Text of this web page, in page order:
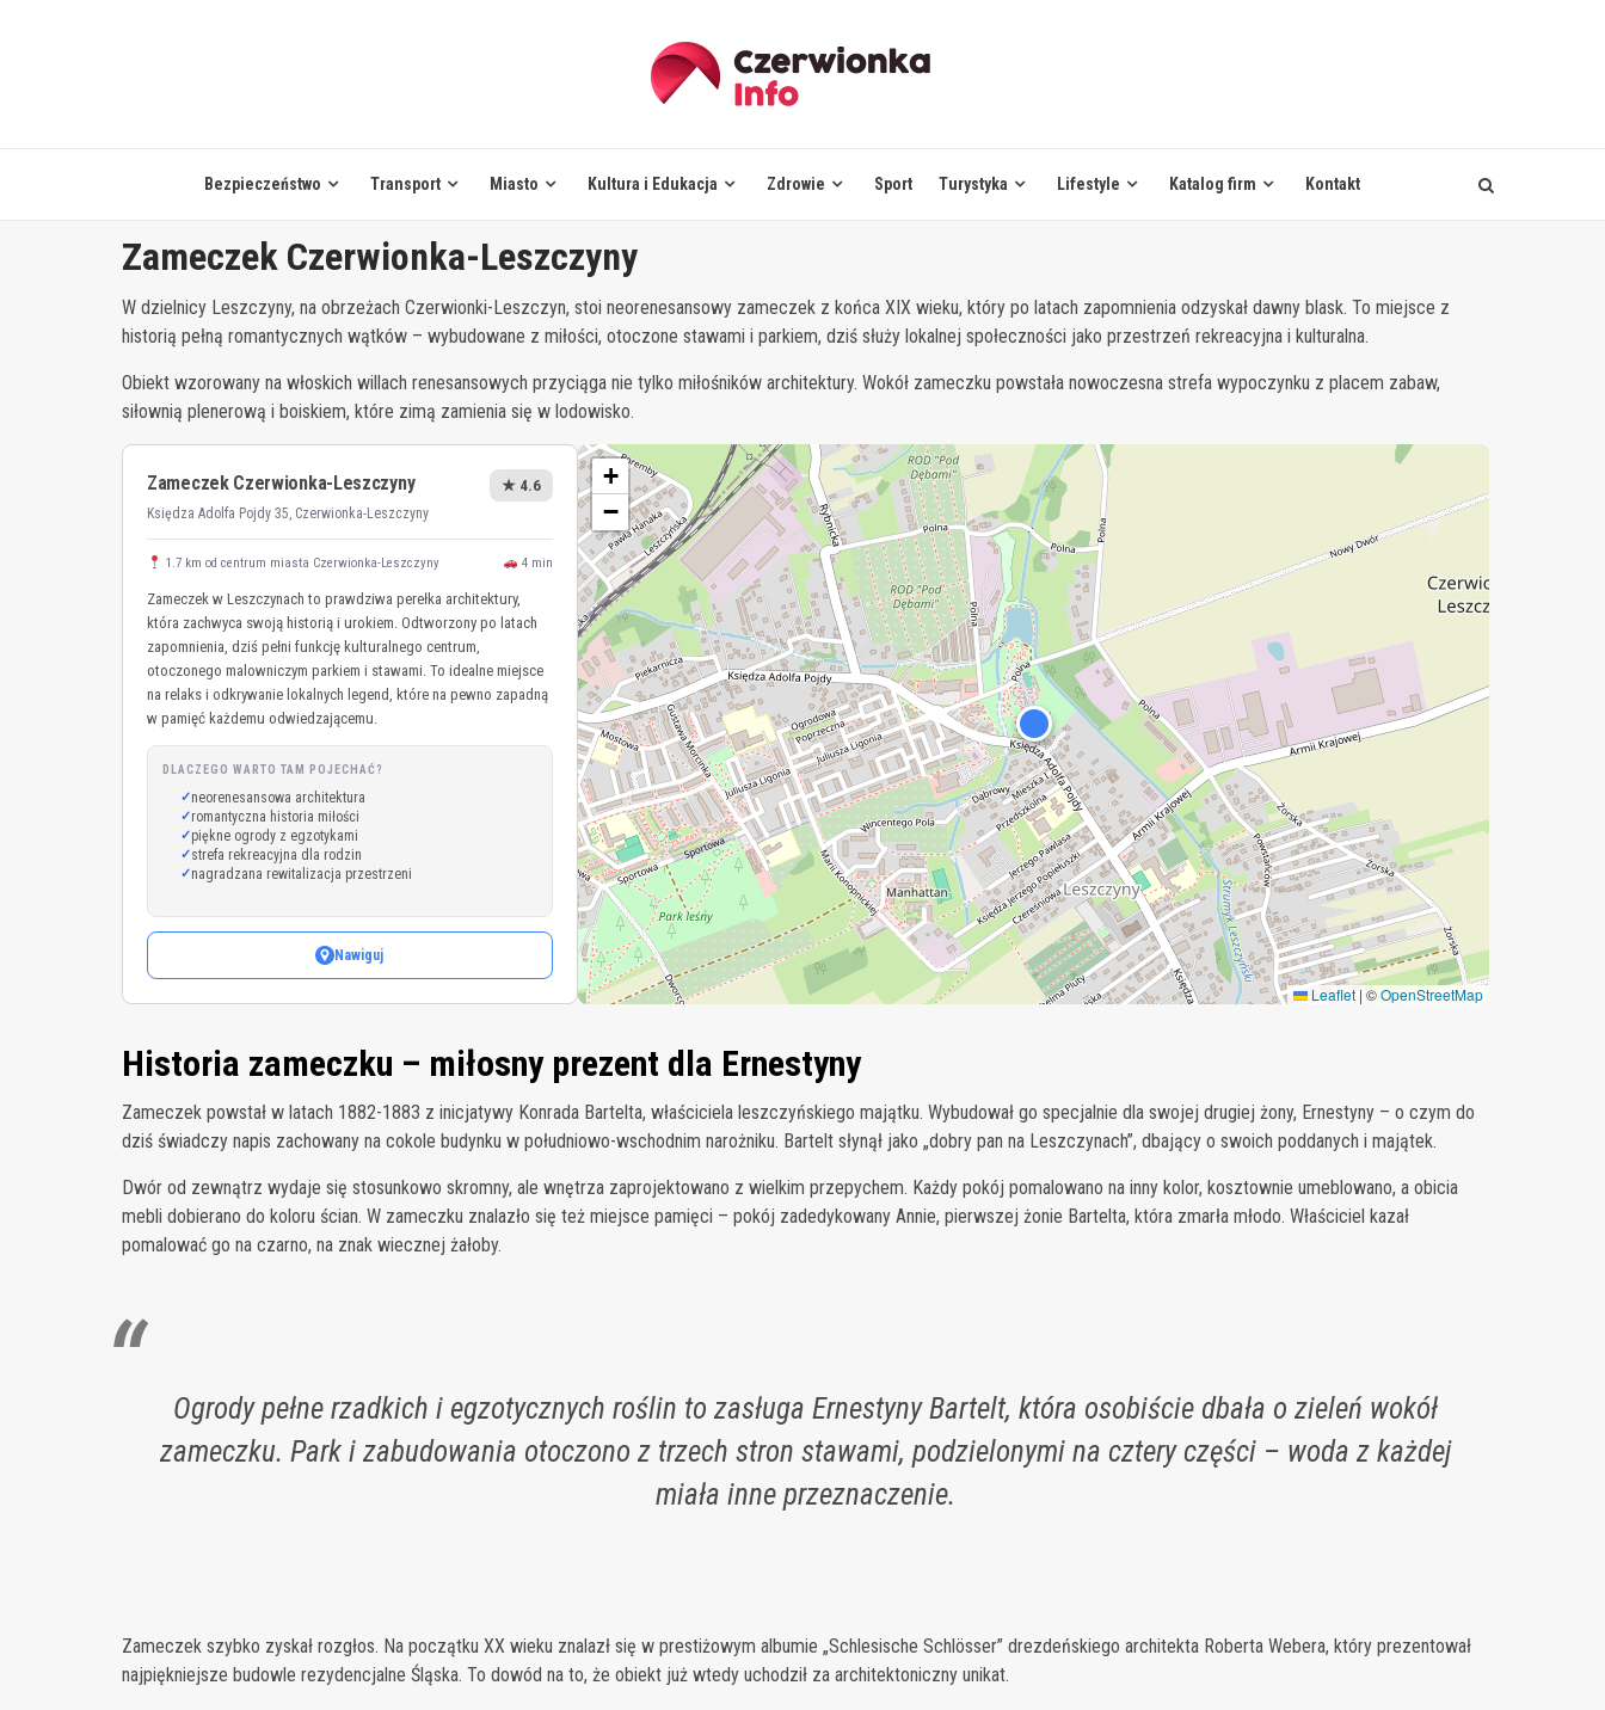
Bezpieczeństwo Transport Miasto Kultura i Edukacja Zdrowie Sport Turystyka Lifestyle Katalog firm Kontakt
Zameczek Czerwionka-Leszczyny
W dzielnicy Leszczyny, na obrzeżach Czerwionki-Leszczyn, stoi neorenesansowy zameczek z końca XIX wieku, który po latach zapomnienia odzyskał dawny blask. To miejsce z
historią pełną romantycznych wątków – wybudowane z miłości, otoczone stawami i parkiem, dziś służy lokalnej społeczności jako przestrzeń rekreacyjna i kulturalna.
Obiekt wzorowany na włoskich willach renesansowych przyciąga nie tylko miłośników architektury. Wokół zameczku powstała nowoczesna strefa wypoczynku z placem zabaw,
siłownią plenerową i boiskiem, które zimą zamienia się w lodowisko.
Zameczek Czerwionka-Leszczyny
Księdza Adolfa Pojdy 35, Czerwionka-Leszczyny
★ 4.6
1.7 km od centrum miasta Czerwionka-Leszczyny 4 min
Zameczek w Leszczynach to prawdziwa perełka architektury,
która zachwyca swoją historią i urokiem. Odtworzony po latach
zapomnienia, dziś pełni funkcję kulturalnego centrum,
otoczonego malowniczym parkiem i stawami. To idealne miejsce
na relaks i odkrywanie lokalnych legend, które na pewno zapadną
w pamięć każdemu odwiedzającemu.
DLACZEGO WARTO TAM POJECHAĆ?
neorenesansowa architektura
romantyczna historia miłości
piękne ogrody z egzotykami
strefa rekreacyjna dla rodzin
nagradzana rewitalizacja przestrzeni
Nawiguj
+
−
Leaflet | ©OpenStreetMap
Historia zameczku – miłosny prezent dla Ernestyny
Zameczek powstał w latach 1882-1883 z inicjatywy Konrada Bartelta, właściciela leszczyńskiego majątku. Wybudował go specjalnie dla swojej drugiej żony, Ernestyny – o czym do
dziś świadczy napis zachowany na cokole budynku w południowo-wschodnim narożniku. Bartelt słynął jako „dobry pan na Leszczynach”, dbający o swoich poddanych i majątek.
Dwór od zewnątrz wydaje się stosunkowo skromny, ale wnętrza zaprojektowano z wielkim przepychem. Każdy pokój pomalowano na inny kolor, kosztownie umeblowano, a obicia
mebli dobierano do koloru ścian. W zameczku znalazło się też miejsce pamięci – pokój zadedykowany Annie, pierwszej żonie Bartelta, która zmarła młodo. Właściciel kazał
pomalować go na czarno, na znak wiecznej żałoby.
Ogrody pełne rzadkich i egzotycznych roślin to zasługa Ernestyny Bartelt, która osobiście dbała o zieleń wokół
zameczku. Park i zabudowania otoczono z trzech stron stawami, podzielonymi na cztery części – woda z każdej
miała inne przeznaczenie.
Zameczek szybko zyskał rozgłos. Na początku XX wieku znalazł się w prestiżowym albumie „Schlesische Schlösser” drezdeńskiego architekta Roberta Webera, który prezentował
najpiękniejsze budowle rezydencjalne Śląska. To dowód na to, że obiekt już wtedy uchodził za architektoniczny unikat.